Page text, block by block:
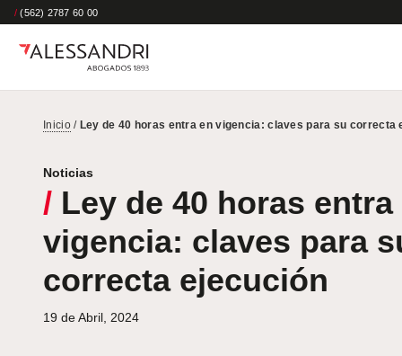
/ (562) 2787 60 00
Inicio/ Ley de 40 horas entra en vigencia: claves para su correcta
Noticias
/ Ley de 40 horas entra
vigencia: claves para
correcta ejecución
19 de Abril, 2024